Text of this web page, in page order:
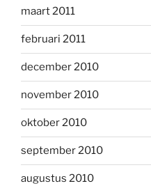
maart 2011
februari 2011
december 2010
november 2010
oktober 2010
september 2010
augustus 2010